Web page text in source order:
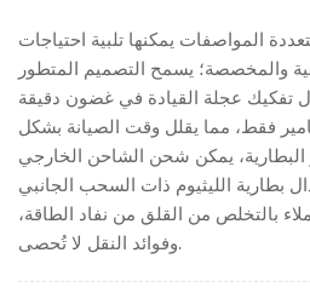
المواصفات يمكنها تلبية احتياجات
والمخصصة؛ يسمح التصميم المتطور
تفكيك عجلة القيادة في غضون دقيقة
عن طريق إزالة 9 مسامير فقط، مما يقلل وقت الصيانة بشكل
يمكن شحن الشاحن الخارجي
بطارية الليثيوم ذات السحب الجانبي
بالتخلص من القلق من نفاد الطاقة،
وفوائد النقل لا تُحصى.